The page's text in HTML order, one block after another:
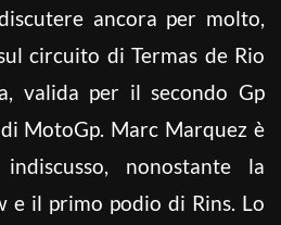
ancora per molto,
circuito di Termas de Rio
valida per il secondo Gp
MotoGp. Marc Marquez è
nonostante la
il primo podio di Rins. Lo